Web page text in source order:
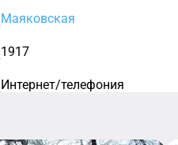
Маяковская
1917
Интернет/телефония